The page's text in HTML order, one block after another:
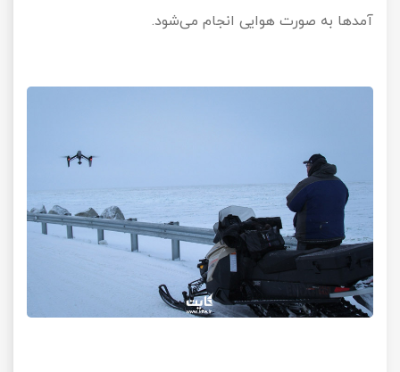
آمدها به صورت هوایی انجام می‌شود.